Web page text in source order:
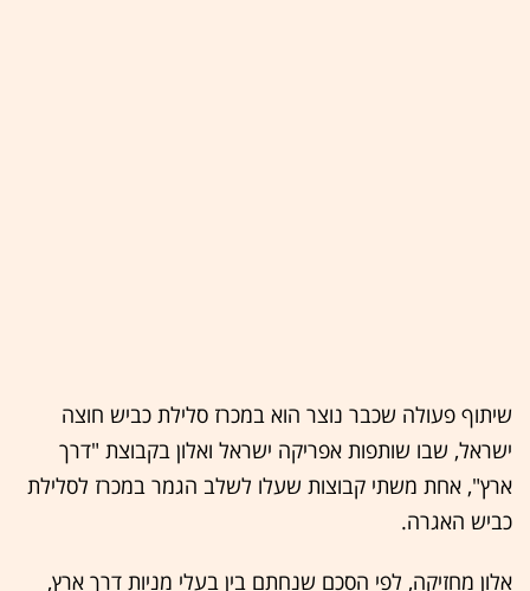
שיתוף פעולה שכבר נוצר הוא במכרז סלילת כביש חוצה
ישראל, שבו שותפות אפריקה ישראל ואלון בקבוצת "דרך
ארץ", אחת משתי קבוצות שעלו לשלב הגמר במכרז לסלילת
כביש האגרה.
אלון מחזיקה, לפי הסכם שנחתם בין בעלי מניות דרך ארץ,